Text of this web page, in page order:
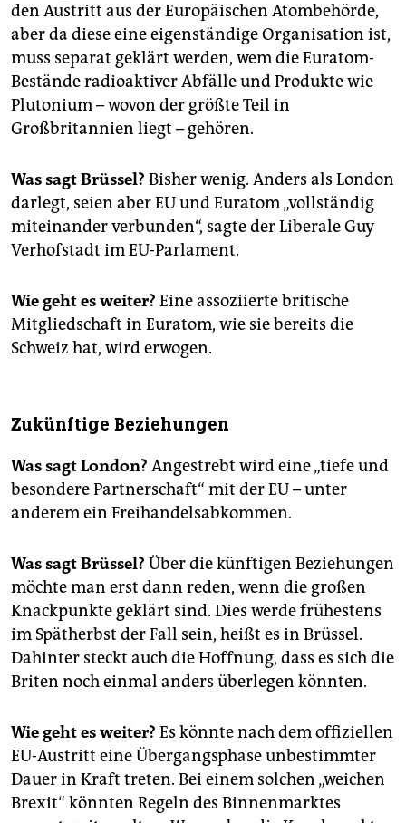
den Austritt aus der Europäischen Atombehörde,
aber da diese eine eigenständige Organisation ist,
muss separat geklärt werden, wem die Euratom-
Bestände radioaktiver Abfälle und Produkte wie
Plutonium – wovon der größte Teil in
Großbritannien liegt – gehören.
Was sagt Brüssel? Bisher wenig. Anders als London
darlegt, seien aber EU und Euratom „vollständig
miteinander verbunden“, sagte der Liberale Guy
Verhofstadt im EU-Parlament.
Wie geht es weiter? Eine assoziierte britische
Mitgliedschaft in Euratom, wie sie bereits die
Schweiz hat, wird erwogen.
Zukünftige Beziehungen
Was sagt London? Angestrebt wird eine „tiefe und
besondere Partnerschaft“ mit der EU – unter
anderem ein Freihandelsabkommen.
Was sagt Brüssel? Über die künftigen Beziehungen
möchte man erst dann reden, wenn die großen
Knackpunkte geklärt sind. Dies werde frühestens
im Spätherbst der Fall sein, heißt es in Brüssel.
Dahinter steckt auch die Hoffnung, dass es sich die
Briten noch einmal anders überlegen könnten.
Wie geht es weiter? Es könnte nach dem offiziellen
EU-Austritt eine Übergangsphase unbestimmter
Dauer in Kraft treten. Bei einem solchen „weichen
Brexit“ könnten Regeln des Binnenmarktes